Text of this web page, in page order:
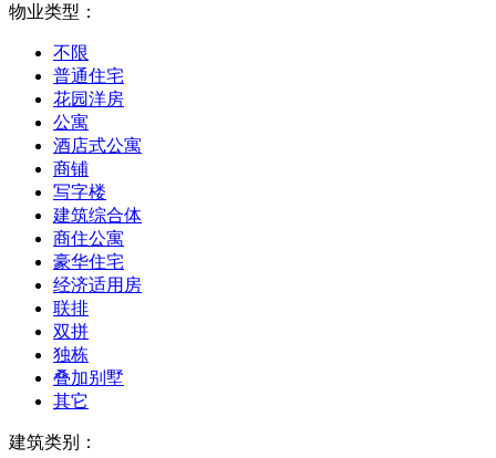
物业类型：
不限
普通住宅
花园洋房
公寓
酒店式公寓
商铺
写字楼
建筑综合体
商住公寓
豪华住宅
经济适用房
联排
双拼
独栋
叠加别墅
其它
建筑类别：